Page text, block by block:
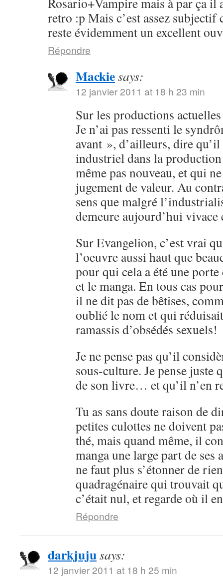
retro :p Mais c’est assez
reste évidemment un excellent
Répondre
Mackiesays:
12 janvier 2011 at 18 h 23 min
Sur les productions
Je n’ai pas ressenti le
avant », d’ailleurs, dire
industriel dans la
même pas nouveau, et qui
jugement de valeur. Au
sens que malgré
demeure aujourd’hui vivace
Sur Evangelion, c’est vrai
l’oeuvre aussi haut que
pour qui cela a été une porte
et le manga. En tous cas
il ne dit pas de bêtises,
oublié le nom et qui
ramassis d’obsédés sexuels!
Je ne pense pas qu’il
sous-culture. Je pense juste
de son livre… et qu’il n’en
Tu as sans doute raison de
petites culottes ne doivent
thé, mais quand même, il
manga une large part de ses
ne faut plus s’étonner de
quadragénaire qui trouvait
c’était nul, et regarde où il
Répondre
darkjujusays:
12 janvier 2011 at 18 h 25 min